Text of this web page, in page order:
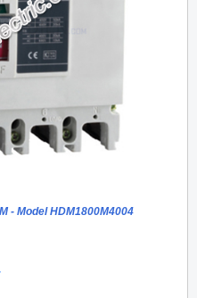
- Model HDM1800M4004